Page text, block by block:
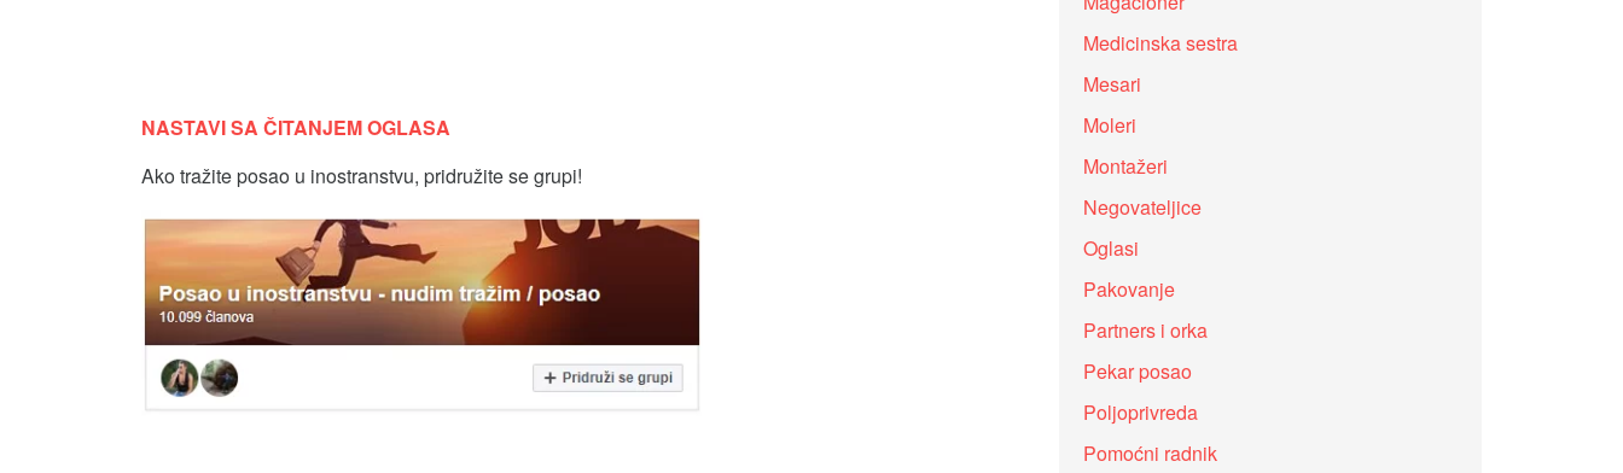
NASTAVI SA ČITANJEM OGLASA
Ako tražite posao u inostranstvu, pridružite se grupi!
Medicinska sestra
Mesari
Moleri
Montažeri
Negovateljice
Oglasi
Pakovanje
Partners i orka
Pekar posao
Poljoprivreda
Pomoćni radnik